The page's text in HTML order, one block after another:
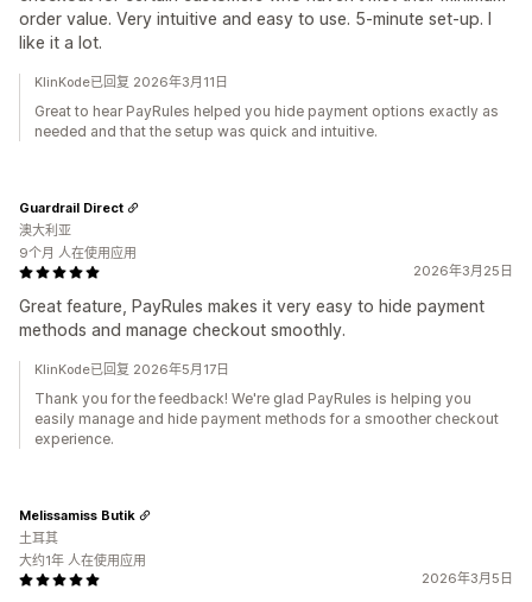
order value. Very intuitive and easy to use. 5-minute set-up. I
like it a lot.
KlinKode已回复 2026年3月11日
Great to hear PayRules helped you hide payment options exactly as
needed and that the setup was quick and intuitive.
2026年3月25日
Great feature, PayRules makes it very easy to hide payment
methods and manage checkout smoothly.
Guardrail Direct
澳大利亚
9个月 人在使用应用
KlinKode已回复 2026年5月17日
Thank you for the feedback! We're glad PayRules is helping you
easily manage and hide payment methods for a smoother checkout
experience.
2026年3月5日
Melissamiss Butik
土耳其
大约1年 人在使用应用